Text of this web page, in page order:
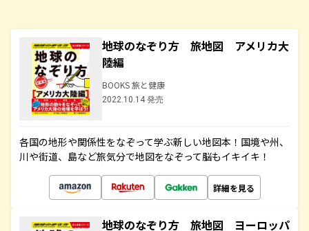
地球のなぞり方 旅地図 アメリカ大
陸編
BOOKS 旅と健康
2022.10.14 発売
各国の地形や関係性をなぞって学ぶ新しい地図本！国境や州、
川や街道、島など旅気分で地図をなぞって脳もイキイキ！
詳細を見る
地球のなぞり方 旅地図 ヨーロッパ